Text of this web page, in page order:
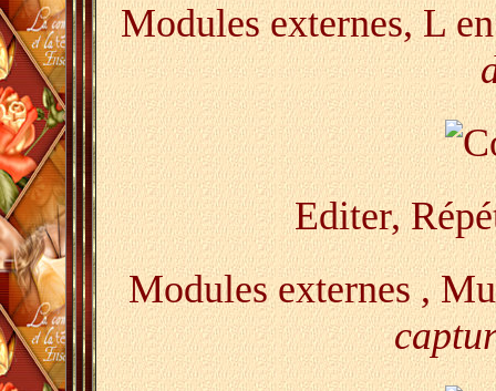
Modules externes, L
Editer,
Modules externes ,